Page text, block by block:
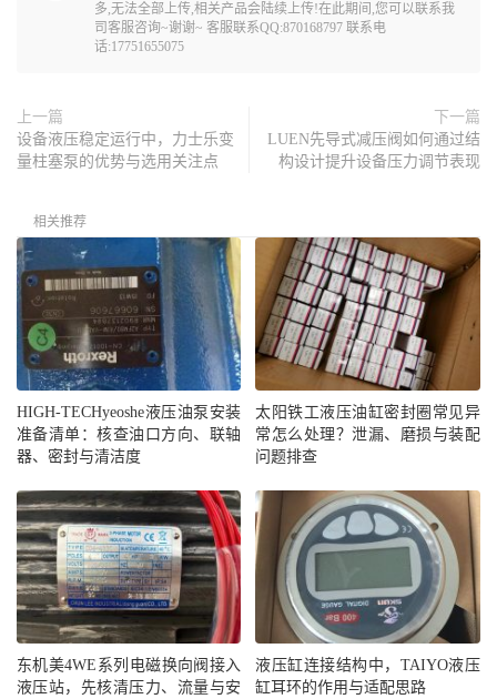
多,无法全部上传,相关产品会陆续上传!在此期间,您可以联系我
司客服咨询~谢谢~ 客服联系QQ:870168797 联系电
话:17751655075
上一篇
设备液压稳定运行中，力士乐变
量柱塞泵的优势与选用关注点
下一篇
LUEN先导式减压阀如何通过结
构设计提升设备压力调节表现
相关推荐
HIGH-TECHyeoshe液压油泵安装
准备清单：核查油口方向、联轴
器、密封与清洁度
太阳铁工液压油缸密封圈常见异
常怎么处理？泄漏、磨损与装配
问题排查
东机美4WE系列电磁换向阀接入
液压站，先核清压力、流量与安
液压缸连接结构中，TAIYO液压
缸耳环的作用与适配思路